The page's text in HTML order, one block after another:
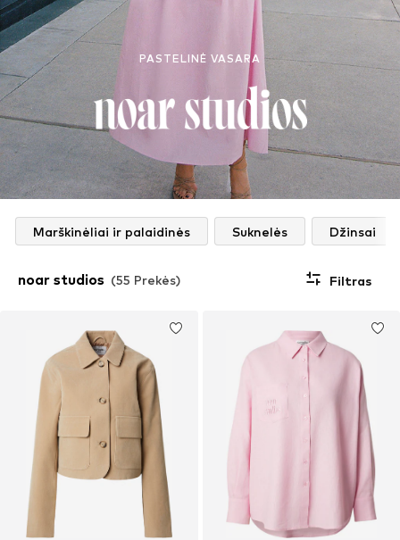
PASTELINĖ VASARA
Marškinėliai ir palaidinės Suknelės Džinsai
noar studios (55 Prekės) Filtras